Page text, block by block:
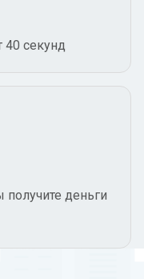
40 секунд
деньги